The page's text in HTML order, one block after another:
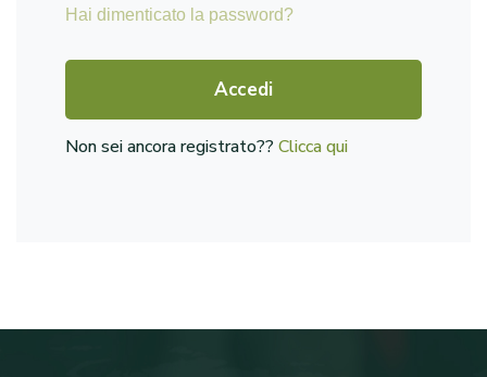
Hai dimenticato la password?
Accedi
Non sei ancora registrato??Clicca qui